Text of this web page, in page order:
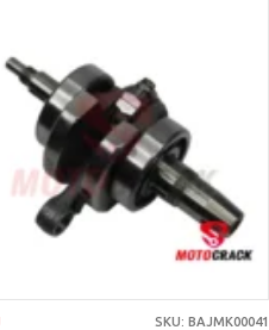
AÑADIR AL
CARRITO
SKU: BAJMK00041